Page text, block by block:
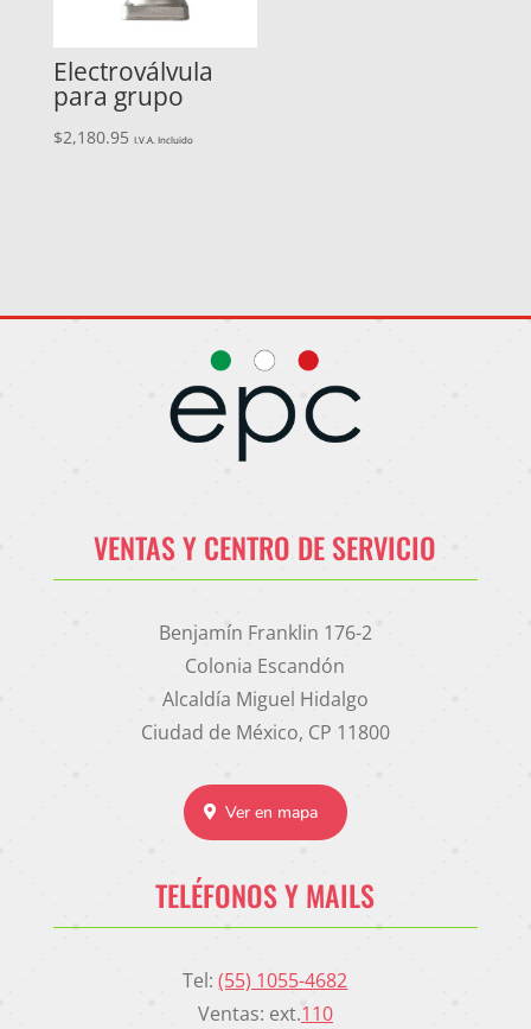
Electroválvula
para grupo
$2,180.95 I.V.A. Incluido
VENTAS Y CENTRO DE SERVICIO
Benjamín Franklin 176-2
Colonia Escandón
Alcaldía Miguel Hidalgo
Ciudad de México, CP 11800
Ver en mapa
TELÉFONOS Y MAILS
Tel:(55) 1055-4682
Ventas: ext.110